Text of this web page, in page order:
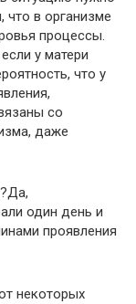
что в организме
процессы.
у матери
что у
со
даже
один день и
проявления
некоторых